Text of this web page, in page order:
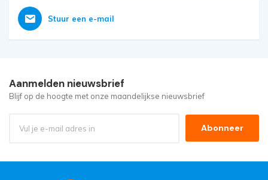
Stuur een e-mail
Aanmelden nieuwsbrief
Blijf op de hoogte met onze maandelijkse nieuwsbrief
Abonneer